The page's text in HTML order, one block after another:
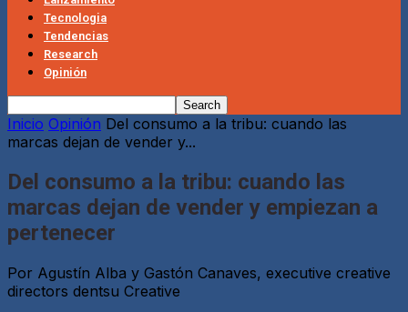
Tecnologia
Tendencias
Research
Opinión
Inicio Opinión Del consumo a la tribu: cuando las
marcas dejan de vender y...
Del consumo a la tribu: cuando las
marcas dejan de vender y empiezan a
pertenecer
Por Agustín Alba y Gastón Canaves, executive creative
directors dentsu Creative